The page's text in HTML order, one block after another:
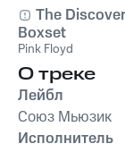
The
Boxset
Pink Floyd
О треке
Лейбл
Союз Мьюзик
Исполнитель